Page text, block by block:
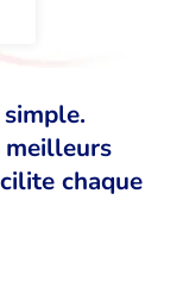
meilleurs
chaque